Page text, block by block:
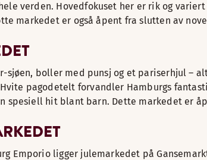
verden. Hovedfokuset her er rik og
markedet er også åpent fra slutten av
boller med punsj og et pariserhjul –
pagodetelt forvandler Hamburgs
spesiell hit blant barn. Dette markedet er
Emporio ligger julemarkedet på